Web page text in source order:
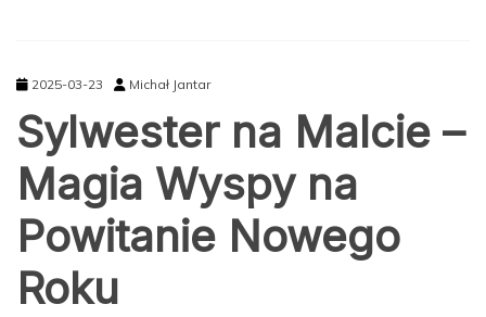
2025-03-23 Michał Jantar
Sylwester na Malcie –
Magia Wyspy na
Powitanie Nowego
Roku